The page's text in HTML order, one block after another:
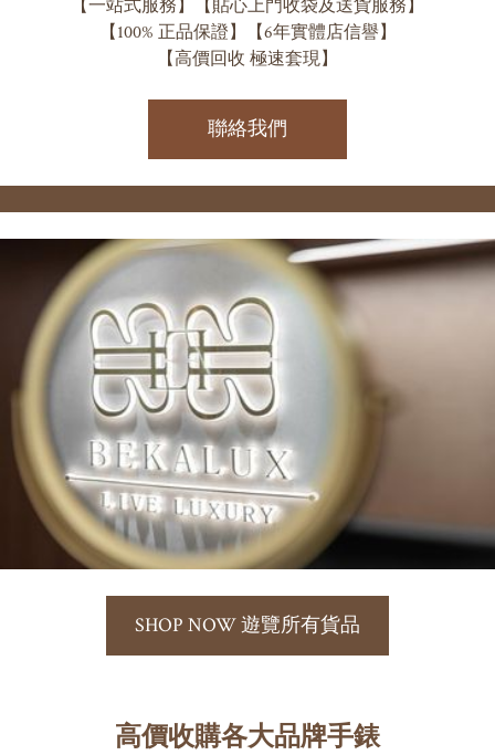
【一站式服務】【貼心上門收袋及送貨服務】
【100% 正品保證】【6年實體店信譽】
【高價回收 極速套現】
聯絡我們
SHOP NOW 遊覽所有貨品
高價收購各大品牌手錶